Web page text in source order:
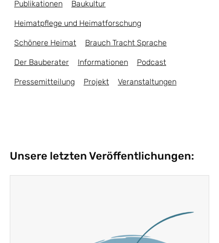
Publikationen Baukultur
Heimatpflege und Heimatforschung
Schönere Heimat Brauch Tracht Sprache
Der Bauberater Informationen Podcast
Pressemitteilung Projekt Veranstaltungen
Unsere letzten Veröffentlichungen: